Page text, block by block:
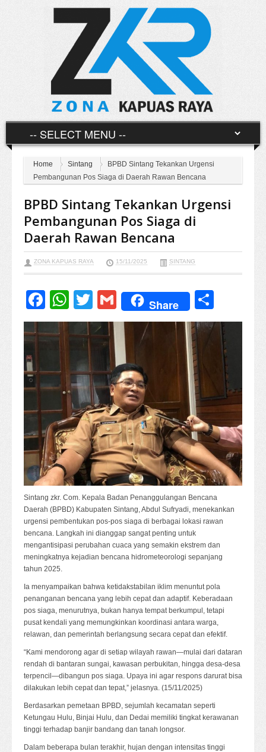
Home Sintang
BPBD Sintang Tekankan Urgensi
Pembangunan Pos Siaga di Daerah Rawan Bencana
BPBD Sintang Tekankan Urgensi
Pembangunan Pos Siaga di
Daerah Rawan Bencana
ZONA KAPUAS RAYA 15/11/2025 SINTANG
Facebook
WhatsApp
TwitterGmail
Share
Sintang zkr. Com. Kepala Badan Penanggulangan Bencana
Daerah (BPBD) Kabupaten Sintang, Abdul Sufryadi, menekankan
urgensi pembentukan pos-pos siaga di berbagai lokasi rawan
bencana. Langkah ini dianggap sangat penting untuk
mengantisipasi perubahan cuaca yang semakin ekstrem dan
meningkatnya kejadian bencana hidrometeorologi sepanjang
tahun 2025.
Ia menyampaikan bahwa ketidakstabilan iklim menuntut pola
penanganan bencana yang lebih cepat dan adaptif. Keberadaan
pos siaga, menurutnya, bukan hanya tempat berkumpul, tetapi
pusat kendali yang memungkinkan koordinasi antara warga,
relawan, dan pemerintah berlangsung secara cepat dan efektif.
“Kami mendorong agar di setiap wilayah rawan—mulai dari dataran
rendah di bantaran sungai, kawasan perbukitan, hingga desa-desa
terpencil—dibangun pos siaga. Upaya ini agar respons darurat bisa
dilakukan lebih cepat dan tepat,” jelasnya. (15/11/2025)
Berdasarkan pemetaan BPBD, sejumlah kecamatan seperti
Ketungau Hulu, Binjai Hulu, dan Dedai memiliki tingkat kerawanan
tinggi terhadap banjir bandang dan tanah longsor.
Dalam beberapa bulan terakhir, hujan dengan intensitas tinggi